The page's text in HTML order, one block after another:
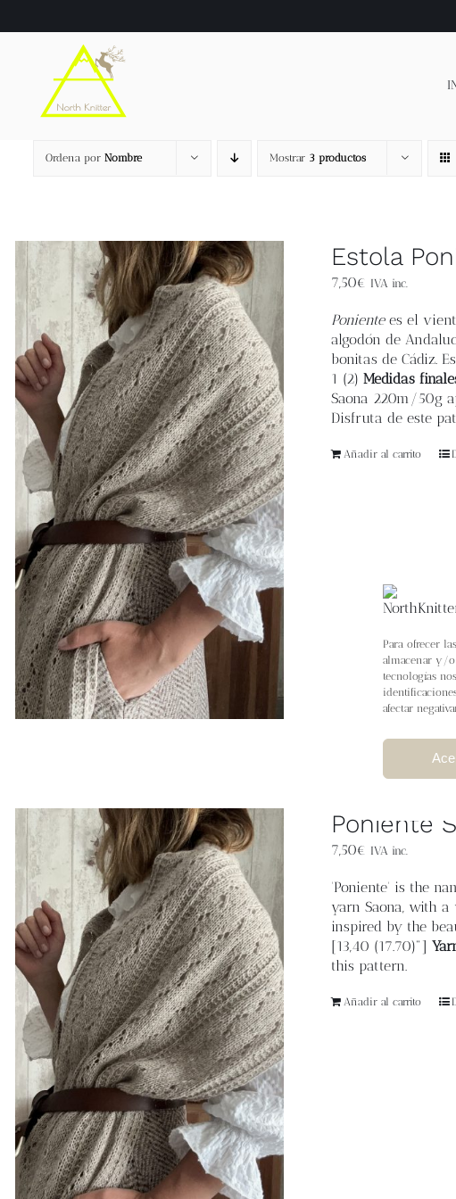
Para ofrecer
almacenar y/o
tecnologías
afectar
al
Ordena por Nombre Mostrar 3 productos
Estola
7,50€ IVA inc.
Ponientees el
algodón de
bonitas de Cádiz.
1 (2) Medidas
Saona 220m/50g
Disfruta de este
Añadir al carrito
Poniente
7,50€ IVA inc.
'Poniente' is the
yarn Saona, with
inspired by the
[13,40 (17.70)"]
this pattern.
Añadir al carrito